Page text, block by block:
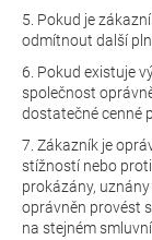
5. Pokud je
odmítnout další
6. Pokud existuje
společnost
dostatečné cenné
7. Zákazník je
stížností nebo
prokázány,
oprávněn provést
na stejném